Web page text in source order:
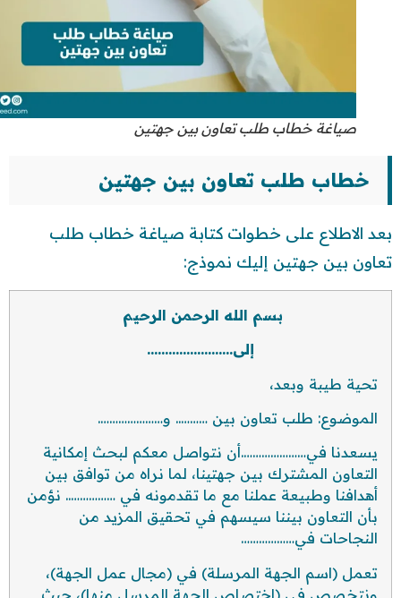
صياغة خطاب طلب تعاون بين جهتين
خطاب طلب تعاون بين جهتين
بعد الاطلاع على خطوات كتابة صياغة خطاب طلب
تعاون بين جهتين إليك نموذج:
بسم الله الرحمن الرحيم
إلى……………………
تحية طيبة وبعد،
الموضوع: طلب تعاون بين ……….. و………………….
يسعدنا في………………….أن نتواصل معكم لبحث إمكانية
التعاون المشترك بين جهتينا، لما نراه من توافق بين
أهدافنا وطبيعة عملنا مع ما تقدمونه في …………….. نؤمن
بأن التعاون بيننا سيسهم في تحقيق المزيد من
النجاحات في………………
تعمل (اسم الجهة المرسلة) في (مجال عمل الجهة)،
ونتخصص في (اختصاص الجهة المرسل منها)، حيث